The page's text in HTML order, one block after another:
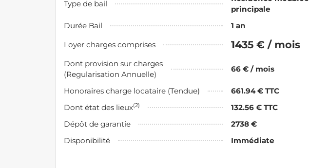
Type de bail
principale
Durée Bail
1 an
Loyer charges comprises 1435 € / mois
Dont provision sur charges
(Regularisation Annuelle)
66 € / mois
Honoraires charge locataire (Tendue)
661.94 € TTC
Dont état des lieux(2)
132.56 € TTC
Dépôt de garantie
2738 €
Disponibilité
Immédiate